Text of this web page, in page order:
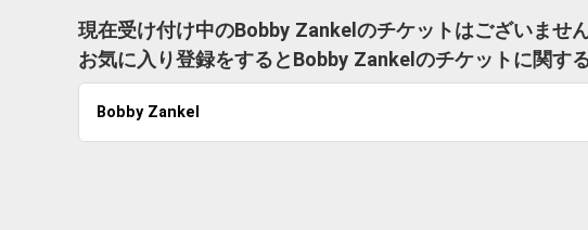
現在受け付け中のBobby Zankelのチケットはございません
お気に入り登録をするとBobby Zankelのチケットに関す
Bobby Zankel